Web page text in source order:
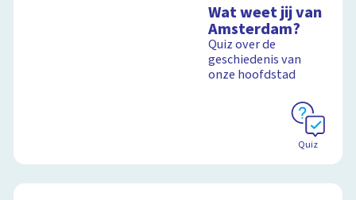
Wat weet jij van
Amsterdam?
Quiz over de
geschiedenis van
onze hoofdstad
Quiz